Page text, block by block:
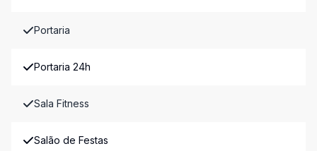
Portaria
Portaria 24h
Sala Fitness
Salão de Festas